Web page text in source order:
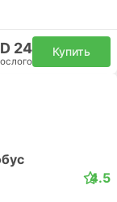
24 Купить
4.5